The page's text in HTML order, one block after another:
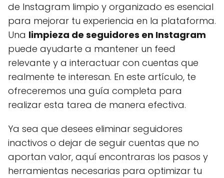
de Instagram limpio y organizado es esencial
para mejorar tu experiencia en la plataforma.
Una limpieza de seguidores en Instagram
puede ayudarte a mantener un feed
relevante y a interactuar con cuentas que
realmente te interesan. En este artículo, te
ofreceremos una guía completa para
realizar esta tarea de manera efectiva.
Ya sea que desees eliminar seguidores
inactivos o dejar de seguir cuentas que no
aportan valor, aquí encontraras los pasos y
herramientas necesarias para optimizar tu